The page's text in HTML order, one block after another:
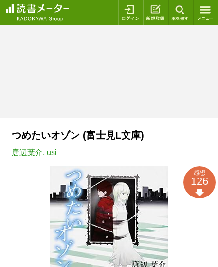
ログイン 新規登録
つめたいオゾン (富士見L文庫)
唐辺葉介, usi
感想
126